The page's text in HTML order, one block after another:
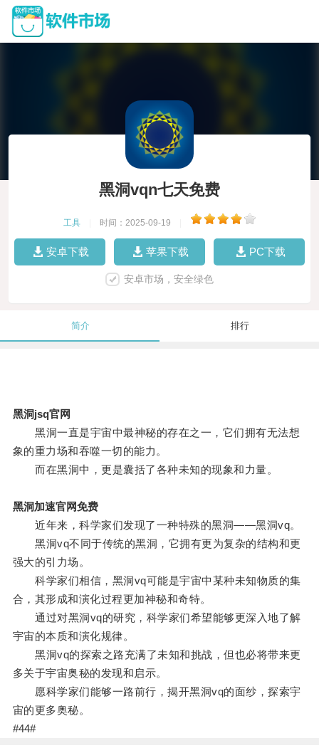
黑洞vqn七天免费
工具 时间：2025-09-19
安卓下载 苹果下载 PC下载
安卓市场，安全绿色
简介 排行
黑洞jsq官网
黑洞一直是宇宙中最神秘的存在之一，它们拥有无法想
象的重力场和吞噬一切的能力。
而在黑洞中，更是囊括了各种未知的现象和力量。
黑洞加速官网免费
近年来，科学家们发现了一种特殊的黑洞——黑洞vq。
黑洞vq不同于传统的黑洞，它拥有更为复杂的结构和更
强大的引力场。
科学家们相信，黑洞vq可能是宇宙中某种未知物质的集
合，其形成和演化过程更加神秘和奇特。
通过对黑洞vq的研究，科学家们希望能够更深入地了解
宇宙的本质和演化规律。
黑洞vq的探索之路充满了未知和挑战，但也必将带来更
多关于宇宙奥秘的发现和启示。
愿科学家们能够一路前行，揭开黑洞vq的面纱，探索宇
宙的更多奥秘。
#44#